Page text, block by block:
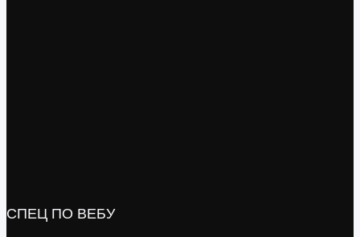
СПЕЦ ПО ВЕБУ